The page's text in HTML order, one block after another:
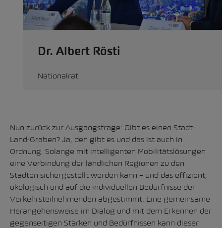
Dr. Albert Rösti
Nationalrat
Nun zurück zur Ausgangsfrage: Gibt es einen Stadt-
Land-Graben? Ja, den gibt es und das ist auch in
Ordnung. Solange mit intelligenten Mobilitätslösungen
eine Verbindung der ländlichen Regionen zu den
Städten sichergestellt werden kann – und das effizient,
ökologisch und auf die individuellen Bedürfnisse der
Verkehrsteilnehmenden abgestimmt. Eine gemeinsame
Herangehensweise im Dialog und mit dem Erkennen der
gegenseitigen Stärken und Bedürfnissen kann dieser